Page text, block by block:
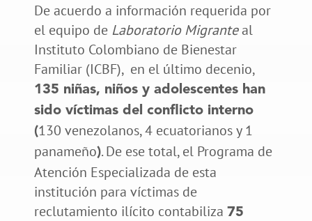
De acuerdo a información requerida por
el equipo de Laboratorio Migranteal
Instituto Colombiano de Bienestar
Familiar (ICBF), en el último decenio,
135 niñas, niños y adolescentes han
sido víctimas del conflicto interno
(130 venezolanos, 4 ecuatorianos y 1
panameño). De ese total, el Programa de
Atención Especializada de esta
institución para víctimas de
reclutamiento ilícito contabiliza 75